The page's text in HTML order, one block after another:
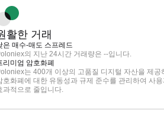
활한 거래
은 매수-매도 스프레드
의 지난 24시간 거래량은 --입니다.
리미엄 암호화폐
는 400개 이상의 고품질 디지털 자산을 제공
호화폐에 대한 유동성과 규제 준수를 관리하여 사
과적으로 줄입니다.